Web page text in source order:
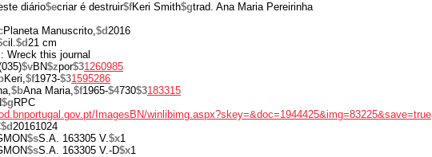
diário$ecriar é destruir$fKeri Smith$gtrad. Ana Maria Pereirinha
Planeta Manuscrito,$d2016
il.$d21 cm
Wreck this journal
$vBN$zpor$31260985
Keri,$f1973-$31595286
$bAna Maria,$f1965-$4730$3183315
$g RPC
ImagesBN/winlibimg.aspx?skey=&doc=1944425&img=83225&save=true
$d20161024
$sS.A. 163305 V.$x1
$sS.A. 163305 V.-D$x1